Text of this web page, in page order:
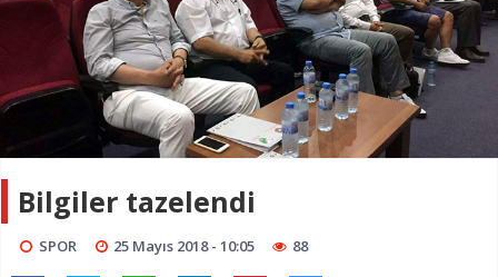
Bilgiler tazelendi
SPOR 25 Mayıs 2018 - 10:05 88